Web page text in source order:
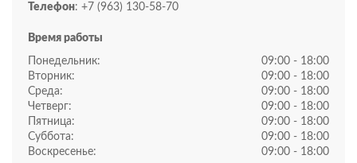
Телефон: +7 (963) 130-58-70
Время работы
Понедельник:
09:00 - 18:00
Вторник:
09:00 - 18:00
Среда:
09:00 - 18:00
Четверг:
09:00 - 18:00
Пятница:
09:00 - 18:00
Суббота:
09:00 - 18:00
Воскресенье:
09:00 - 18:00